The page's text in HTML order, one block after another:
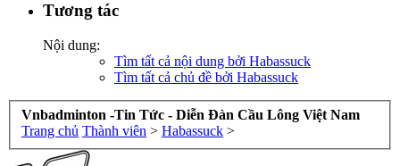
Tương tác
Nội dung:
Tìm tất cả nội dung bởi Habassuck
Tìm tất cả chủ đề bởi Habassuck
Vnbadminton -Tin Tức - Diễn Đàn Cầu Lông Việt Nam
Trang chủ Thành viên > Habassuck >